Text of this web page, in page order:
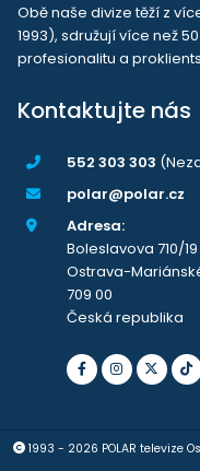
Obě naše divize těží z
1993), sdružují více než
profesionalitu a
Kontaktujte nás
552 303 303
polar@polar.cz
Adresa:
Boleslavova 710/19
Ostrava-
709 00
Česká republika
1993 - 2026 POLAR televize